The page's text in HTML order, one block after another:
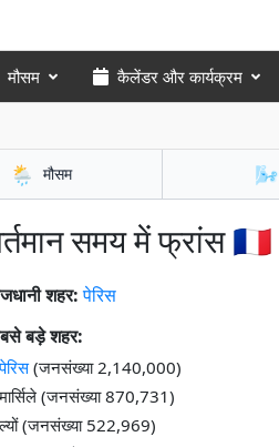
मौसम कैलेंडर और कार्यक्रम
🌦️ मौसम 🌬️
समय में फ्रांस 🇫🇷
शहर: पेरिस
बड़े शहर:
पेरिस(जनसंख्या 2,140,000)
मार्सिले (जनसंख्या 870,731)
ल्यों (जनसंख्या 522,969)